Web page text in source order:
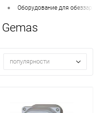
• Оборудование для
популярности